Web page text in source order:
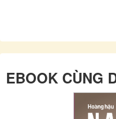
EBOOK CÙNG